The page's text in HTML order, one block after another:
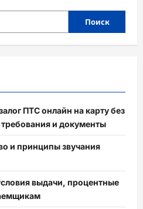
Поиск
ПТС онлайн на карту без
и документы
и принципы звучания
выдачи, процентные